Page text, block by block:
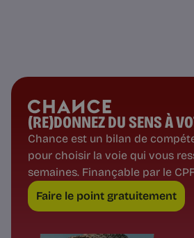
(RE)DONNEZ DU SENS À
Chance est un bilan de
pour choisir la voie qui vous
semaines. Finançable par le
Faire le point gratuitement